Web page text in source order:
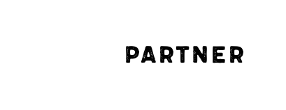
Partner